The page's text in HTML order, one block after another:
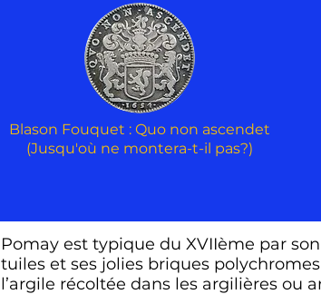
Blason Fouquet : Quo non ascendet
(Jusqu'où ne montera-t-il pas?)
Pomay est typique du XVIIème par
tuiles et ses jolies briques
l’argile récoltée dans les argilières ou